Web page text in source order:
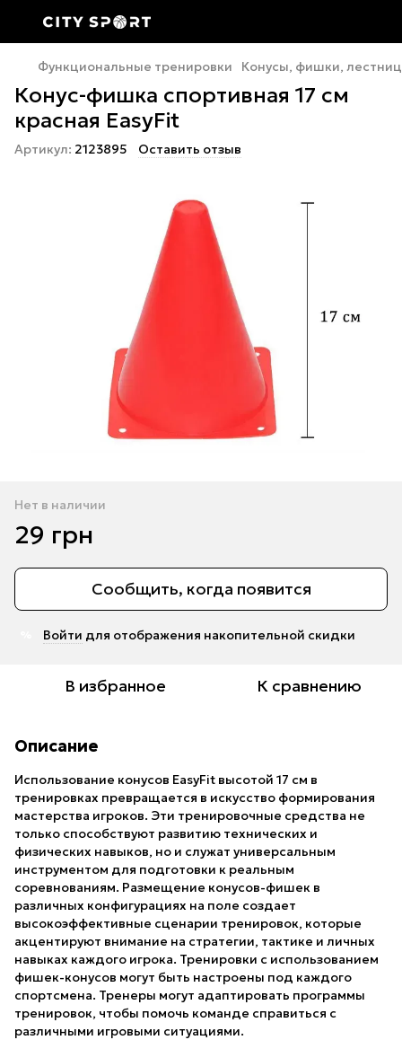
Функциональные тренировки Конусы, фишки,
Конус-фишка спортивная 17 см
красная EasyFit
Артикул: 2123895 Оставить отзыв
Нет в наличии
29 грн
Сообщить, когда появится
Войти для отображения накопительной скидки
В избранное К сравнению
Описание
Использование конусов EasyFit высотой 17 см в
тренировках превращается в искусство формирования
мастерства игроков. Эти тренировочные средства не
только способствуют развитию технических и
физических навыков, но и служат универсальным
инструментом для подготовки к реальным
соревнованиям. Размещение конусов-фишек в
различных конфигурациях на поле создает
высокоэффективные сценарии тренировок, которые
акцентируют внимание на стратегии, тактике и личных
навыках каждого игрока. Тренировки с использованием
фишек-конусов могут быть настроены под каждого
спортсмена. Тренеры могут адаптировать программы
тренировок, чтобы помочь команде справиться с
различными игровыми ситуациями.